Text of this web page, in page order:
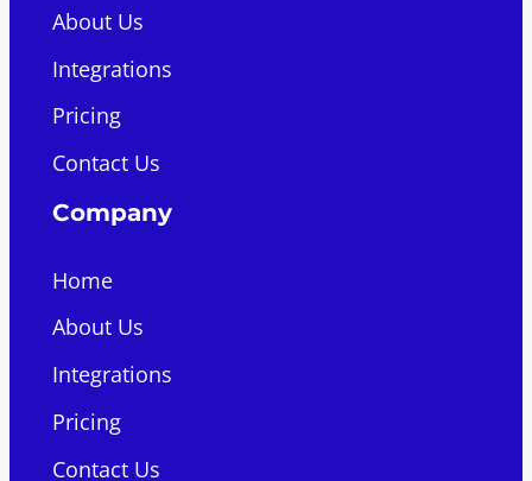
About Us
Integrations
Pricing
Contact Us
Company
Home
About Us
Integrations
Pricing
Contact Us